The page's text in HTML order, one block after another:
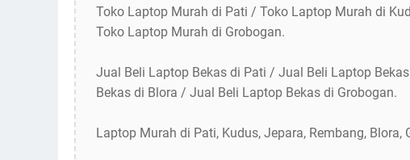
Toko Laptop Murah di Pati / Toko Laptop Murah di
Toko Laptop Murah di Grobogan.
Jual Beli Laptop Bekas di Pati / Jual Beli Laptop
Bekas di Blora / Jual Beli Laptop Bekas di Grobogan.
Laptop Murah di Pati, Kudus, Jepara, Rembang, Blora,